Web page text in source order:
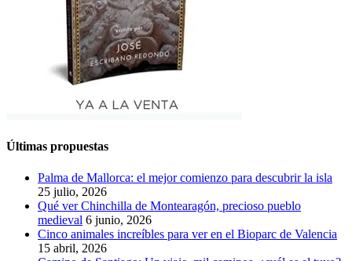
Últimas propuestas
Palma de Mallorca: el mejor comienzo para descubrir la isla
25 julio, 2026
Qué ver Chinchilla de Montearagón, precioso pueblo
medieval 6 junio, 2026
Cinco animales increíbles para ver en el Bioparc de Valencia
15 abril, 2026